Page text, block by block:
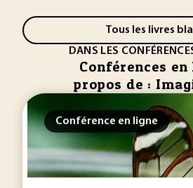
Tous les livres
DANS LES
Conférences en
propos de :
Conférence en ligne